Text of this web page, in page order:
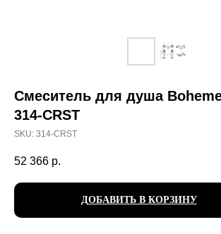
Смеситель для душа
314-CRST
SKU: 314-CRST
52 366 р.
ДОБАВИТЬ В КОРЗИНУ